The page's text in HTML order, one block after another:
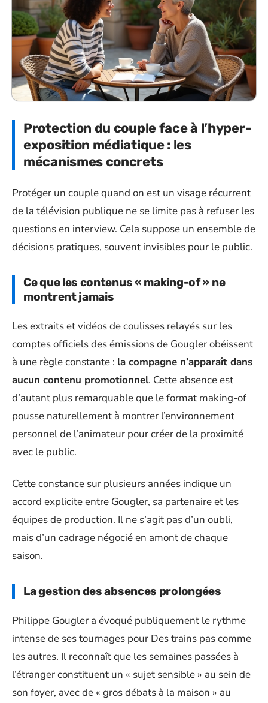
Protection du couple face à l’hyper-
exposition médiatique : les
mécanismes concrets
Protéger un couple quand on est un visage récurrent
de la télévision publique ne se limite pas à refuser les
questions en interview. Cela suppose un ensemble de
décisions pratiques, souvent invisibles pour le public.
Ce que les contenus « making-of » ne
montrent jamais
Les extraits et vidéos de coulisses relayés sur les
comptes officiels des émissions de Gougler obéissent
à une règle constante : la compagne n’apparaît dans
aucun contenu promotionnel. Cette absence est
d’autant plus remarquable que le format making-of
pousse naturellement à montrer l’environnement
personnel de l’animateur pour créer de la proximité
avec le public.
Cette constance sur plusieurs années indique un
accord explicite entre Gougler, sa partenaire et les
équipes de production. Il ne s’agit pas d’un oubli,
mais d’un cadrage négocié en amont de chaque
saison.
La gestion des absences prolongées
Philippe Gougler a évoqué publiquement le rythme
intense de ses tournages pour Des trains pas comme
les autres. Il reconnaît que les semaines passées à
l’étranger constituent un « sujet sensible » au sein de
son foyer, avec de « gros débats à la maison » au